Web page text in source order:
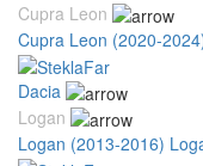
Cupra Leon
Cupra Leon (2020-
Dacia
Logan
Logan (2013-2016)